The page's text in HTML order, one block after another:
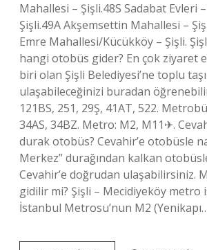
Mahallesi – Şişli.48S Sadabat Evleri
Şişli.49A Akşemsettin Mahallesi –
Emre Mahallesi/Kücükköy – Şişli.
hangi otobüs gider? En çok ziyaret
biri olan Şişli Belediyesi’ne toplu
ulaşabileceğinizi buradan
121BS, 251, 29Ş, 41AT, 522.
34AS, 34BZ. Metro: M2, M11✈.
durak otobüs? Cevahir’e otobüsle
Merkez” durağından kalkan
Cevahir’e doğrudan ulaşabilirsiniz.
gidilir mi? Şişli – Mecidiyeköy metro
İstanbul Metrosu’nun M2